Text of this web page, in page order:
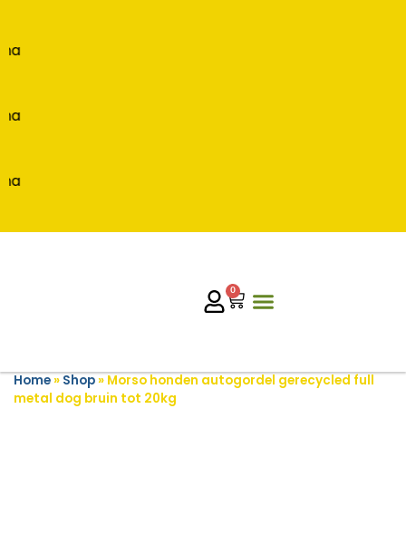
0
Home» Shop» Morso honden autogordel gerecycled full
metal dog bruin tot 20kg